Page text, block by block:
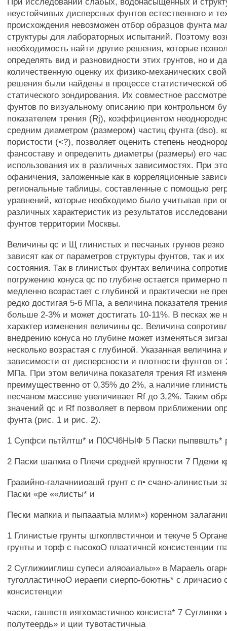
неустойчивых дисперсных фунтов естественного и
происхождения невозможен отбор образцов фунта
структуры для лабораторных испытаний. Поэтому
необходимость найти другие решения, которые
определять вид и разновидности этих грунтов, но и
количественную оценку их физико-механических
решения были найдены в процессе статистической
статического зондирования. Их совместное
фунтов по визуальному описанию при контрольном
показателем трения (Rj), коэффициентом
средним диаметром (размером) частиц фунта (dso).
пористости (<?), позволяет оценить степень
фансоставу и определить диаметры (размеры) его
использования их в различных зависимостях. При
офаничения, заложенные как в корреляционные
региональные таблицы, составленные с помощью
уравнений, которые необходимо было учитывав при
различных характеристик из результатов
фунтов территории Москвы.
Величины qc и Щ глинистых и песчаных грунюв
зависят как от параметров структуры фунтов, так и
состояния. Так в глинистых фунтах величина
погружению конуса qc по глубине остается примерно
медленно возрастает с глубиной и практически не
редко достигая 5-6 МПа, а величина показателя
больше 2-3% и может достигать 10-11%. В песках же
характер изменения величины qc. Величина
внедрению конуса но глубине может изменяться
несколько возрастая с глубиной. Указанная величина
зависимости от дисперсности и плотности фунтов
МПа. При этом величина показателя трения Rf
преимущественно от 0,35% до 2%, а наличие
песчаном массиве увеличивает Rf до 3,2%. Таким
значений qc и Rf позволяет в первом приближении
фунта (рис. 1 и рис. 2).
1 Супфси пьтйлтш* и П0СЧ6НЫФ 5 Паски пыпввшть*
2 Паски шалкиа о Плечи средней крупности 7 Пдежи
Грааийно-галачнииоашй грунт с п• счано-алинистыи
Паски «ре ««листы* и
Пески мапкиа и пыпааатыа млим») коренном
1 Глинистые грунты шгкоплвстичнои и текуче 5
грунты и торф с гысокоО плаатичнсй консистенции
2 Суглижииглиш супеси аляоаиалы»» в Мараель
туголластичноО иераепи сиерпо-боютнь* с лричасио
консистенции
часки, гашвств иягхомастичноо консиста* 7 Суглинки
полутеердь» и ции тувотастичныа